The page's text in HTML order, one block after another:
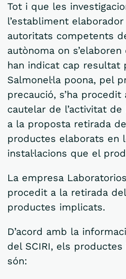
Tot i que les
l’establiment
autoritats competents
autònoma on
han indicat cap resultat
Salmonel·la poona, pel
precaució, s’ha
cautelar de l’activitat de
a la proposta retirada
productes elaborats en
instal·lacions que el
La empresa
procedit a la retirada
productes implicats.
D’acord amb la
del SCIRI, els
són: